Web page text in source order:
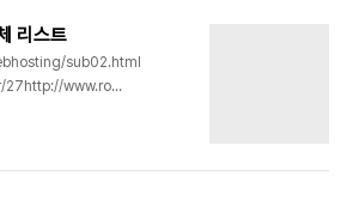
다. 자유오픈소스에
다. 설레는 맘으로,
보통신산업진흥원 센
연 행사에 참여했다.
의 모습을 보자. 크
차후 구입할 수 있다.
리스트
sub02.html
www.rop.co.kr/27
webhosting/http://www.rankey.com/rank/